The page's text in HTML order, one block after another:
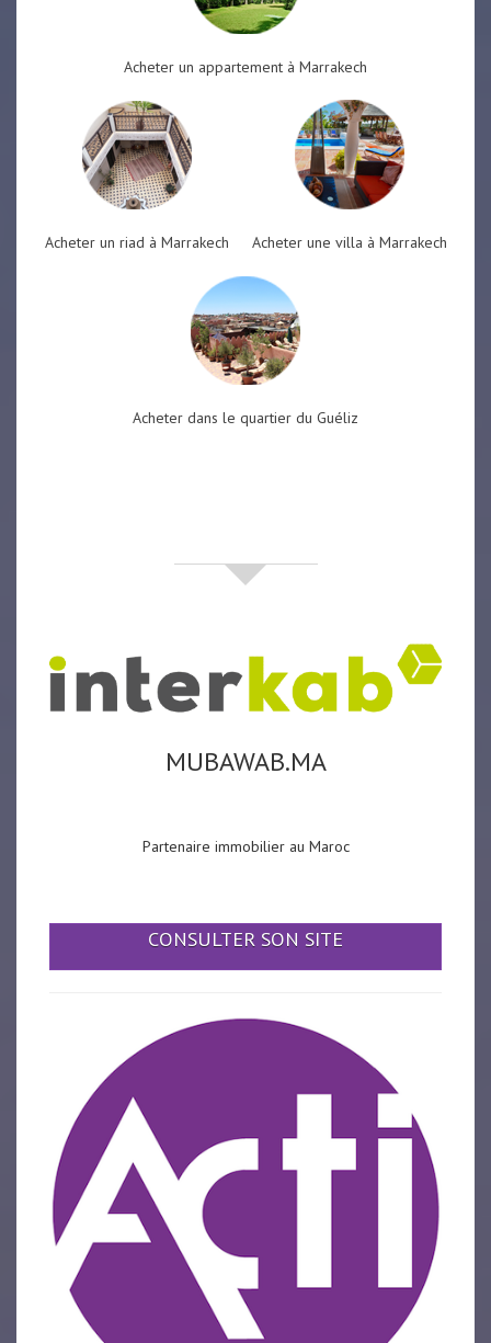
Acheter un appartement à Marrakech
Acheter un riad à Marrakech Acheter une villa à Marrakech
Acheter dans le quartier du Guéliz
MUBAWAB.MA
Partenaire immobilier au Maroc
CONSULTER SON SITE